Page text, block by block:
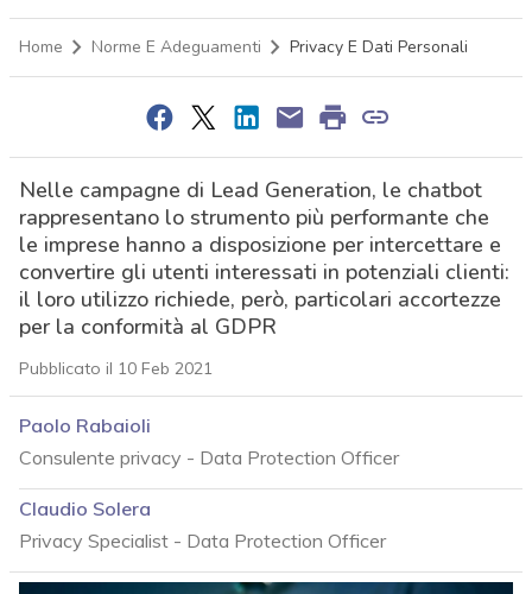
Home Norme E Adeguamenti Privacy E Dati Personali
Nelle campagne di Lead Generation, le chatbot
rappresentano lo strumento più performante che
le imprese hanno a disposizione per intercettare e
convertire gli utenti interessati in potenziali clienti:
il loro utilizzo richiede, però, particolari accortezze
per la conformità al GDPR
Pubblicato il 10 Feb 2021
Paolo Rabaioli
Consulente privacy - Data Protection Officer
Claudio Solera
Privacy Specialist - Data Protection Officer